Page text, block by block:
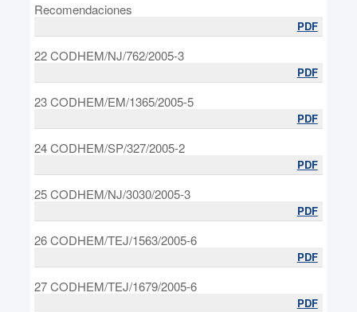
Recomendaciones
PDF
22 CODHEM/NJ/762/2005-3
PDF
23 CODHEM/EM/1365/2005-5
PDF
24 CODHEM/SP/327/2005-2
PDF
25 CODHEM/NJ/3030/2005-3
PDF
26 CODHEM/TEJ/1563/2005-6
PDF
27 CODHEM/TEJ/1679/2005-6
PDF